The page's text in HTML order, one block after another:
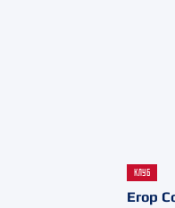
КЛУБ
Егор